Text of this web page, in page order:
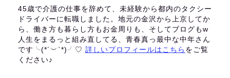
45歳で介護の仕事を辞めて、未経験から都内のタクシー
ドライバーに転職しました。地元の金沢から上京してか
ら、働き方も暮らし方もお金周りも、そしてブログもw
人生をまるっと組み直してる、青春真っ最中な中年さん
です╰(*´︶`*)╯♡ 詳しいプロフィールはこちら をご覧
ください♪